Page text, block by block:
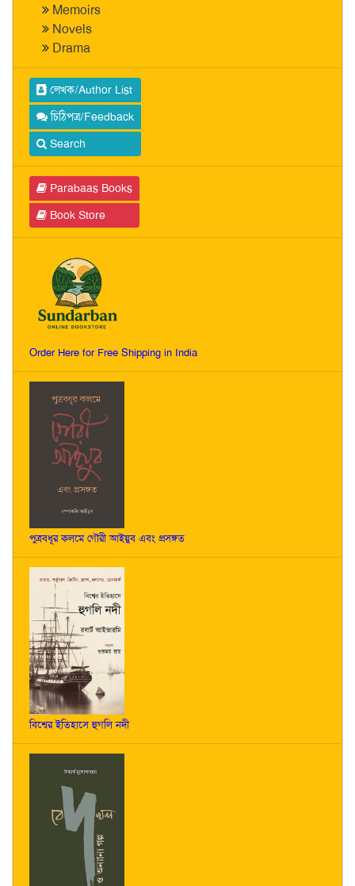
Memoirs
Novels
Drama
লেখক/Author List
চিঠিপত্র/Feedback
Search
Parabaas Books
Book Store
Order Here for Free Shipping in India
পুত্রবধূর কলমে গৌরী আইয়ুব এবং প্রসঙ্গত
বিশ্বের ইতিহাসে হুগলি নদী